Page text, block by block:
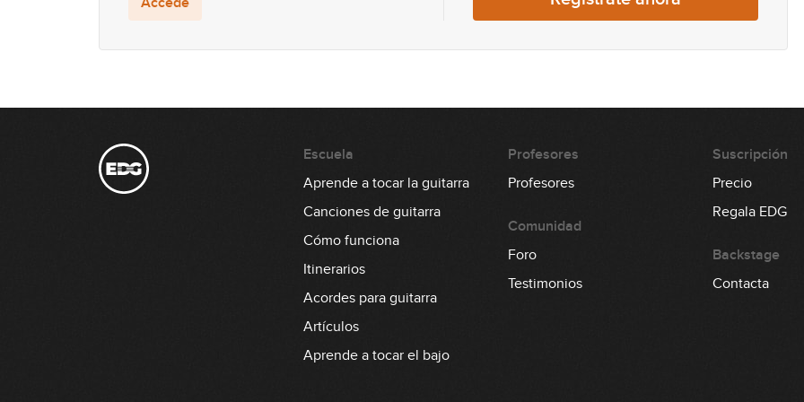
Escuela
Aprende a tocar la guitarra
Canciones de guitarra
Cómo funciona
Itinerarios
Acordes para guitarra
Artículos
Aprende a tocar el bajo
Profesores
Profesores
Comunidad
Foro
Testimonios
Suscripción
Precio
Regala EDG
Backstage
Contacta